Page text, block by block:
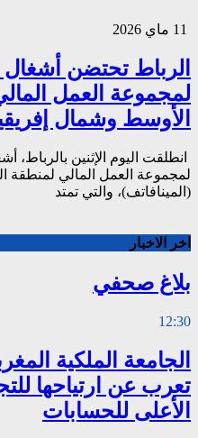
لمجموعة العمل
الأوسط وشمال
انطلقت اليوم الإثنين بالرباط،
لمجموعة العمل المالي لمنطقة
(المينافاتف)، والتي تمتد
اخر الاخبار
بلاغ صحفي
12:30
الجامعة الملكية
تعرب عن ارتياحها
الأعلى للحسابات